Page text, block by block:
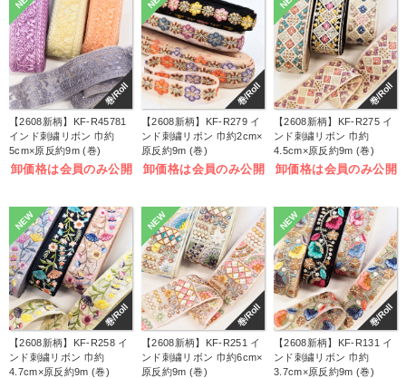
巻/Roll
【2608新柄】KF-R45781
インド刺繍リボン 巾約
5cm×原反約9m (巻)
卸価格は会員のみ公開
巻/Roll
【2608新柄】KF-R279 イ
ンド刺繍リボン 巾約2cm×
原反約9m (巻)
卸価格は会員のみ公開
巻/Roll
【2608新柄】KF-R275 イ
ンド刺繍リボン 巾約
4.5cm×原反約9m (巻)
卸価格は会員のみ公開
NEW
巻/Roll
【2608新柄】KF-R258 イ
ンド刺繍リボン 巾約
4.7cm×原反約9m (巻)
NEW
巻/Roll
【2608新柄】KF-R251 イ
ンド刺繍リボン 巾約6cm×
原反約9m (巻)
NEW
巻/Roll
【2608新柄】KF-R131 イ
ンド刺繍リボン 巾約
3.7cm×原反約9m (巻)